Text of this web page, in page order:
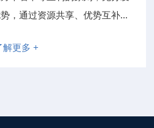
，通过资源共享、优势互补...
解更多 +